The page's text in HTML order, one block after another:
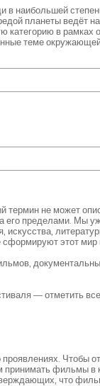
наибольшей
планеты ведёт
категорию в рамках
теме
термин не может
его пределами. Мы
этот
— отметить
Чтобы
фильмы в
что